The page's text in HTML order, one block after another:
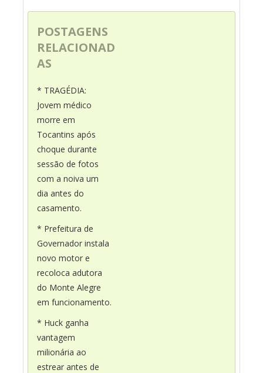
POSTAGENS
RELACIONAD
AS
* TRAGÉDIA:
Jovem médico
morre em
Tocantins após
choque durante
sessão de fotos
com a noiva um
dia antes do
casamento.
* Prefeitura de
Governador instala
novo motor e
recoloca adutora
do Monte Alegre
em funcionamento.
* Huck ganha
vantagem
milionária ao
estrear antes de